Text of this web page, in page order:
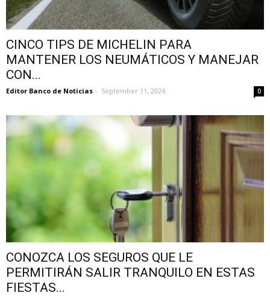
CINCO TIPS DE MICHELIN PARA
MANTENER LOS NEUMÁTICOS Y MANEJAR
CON...
Editor Banco de Noticias - September 11, 2024 0
CONOZCA LOS SEGUROS QUE LE
PERMITIRÁN SALIR TRANQUILO EN ESTAS
FIESTAS...